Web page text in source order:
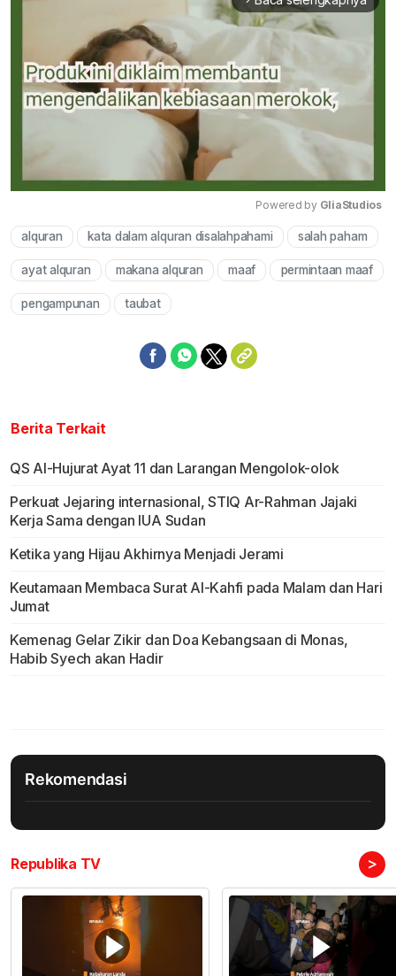
Mute
Powered by GliaStudios
alquran kata dalam alquran disalahpahami salah paham
ayat alquran makana alquran maaf permintaan maaf
pengampunan taubat
Berita Terkait
QS Al-Hujurat Ayat 11 dan Larangan Mengolok-olok
Perkuat Jejaring internasional, STIQ Ar-Rahman Jajaki
Kerja Sama dengan IUA Sudan
Ketika yang Hijau Akhirnya Menjadi Jerami
Keutamaan Membaca Surat Al-Kahfi pada Malam dan Hari
Jumat
Kemenag Gelar Zikir dan Doa Kebangsaan di Monas,
Habib Syech akan Hadir
Rekomendasi
Republika TV >